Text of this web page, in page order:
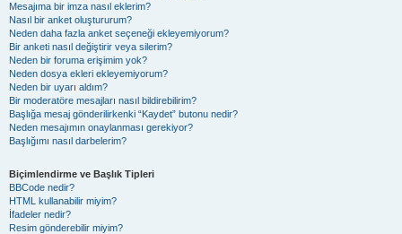
Mesajıma bir imza nasıl eklerim?
Nasıl bir anket oluştururum?
Neden daha fazla anket seçeneği ekleyemiyorum?
Bir anketi nasıl değiştirir veya silerim?
Neden bir foruma erişimim yok?
Neden dosya ekleri ekleyemiyorum?
Neden bir uyarı aldım?
Bir moderatöre mesajları nasıl bildirebilirim?
Başlığa mesaj gönderilirkenki “Kaydet” butonu nedir?
Neden mesajımın onaylanması gerekiyor?
Başlığımı nasıl darbelerim?
Biçimlendirme ve Başlık Tipleri
BBCode nedir?
HTML kullanabilir miyim?
İfadeler nedir?
Resim gönderebilir miyim?